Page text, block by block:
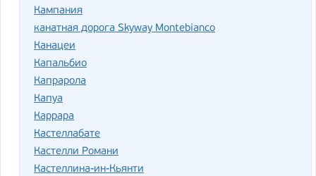
Кампания
канатная дорога Skyway Montebianco
Канацеи
Капальбио
Капрарола
Капуа
Каррара
Кастеллабате
Кастелли Романи
Кастеллина-ин-Кьянти